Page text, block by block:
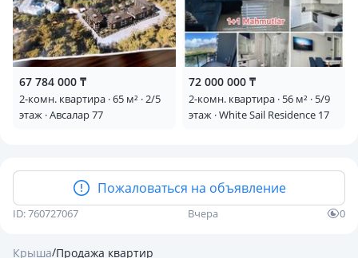
67 784 000 ₸
2-комн. квартира · 65 м² · 2/5
этаж · Авсалар 77
72 000 000 ₸
2-комн. квартира · 56 м² · 5/9
этаж · White Sail Residence 17
Пожаловаться на объявление
ID: 760727067 Вчера 0
Крыша/Продажа квартир